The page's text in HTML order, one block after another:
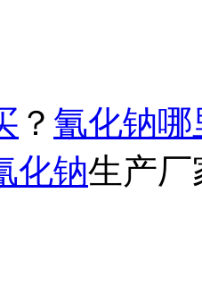
？ 氰化钠哪
化钠生产厂